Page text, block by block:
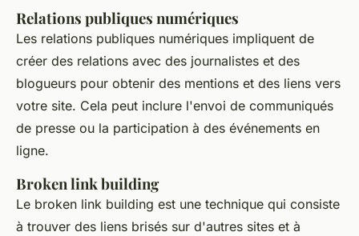
Relations publiques numériques
Les relations publiques numériques impliquent de
créer des relations avec des journalistes et des
blogueurs pour obtenir des mentions et des liens vers
votre site. Cela peut inclure l'envoi de communiqués
de presse ou la participation à des événements en
ligne.
Broken link building
Le broken link building est une technique qui consiste
à trouver des liens brisés sur d'autres sites et à